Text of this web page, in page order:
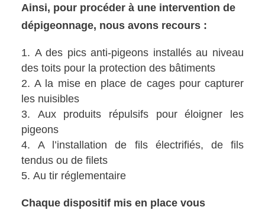
Ainsi, pour procéder à une intervention de
dépigeonnage, nous avons recours :
A des pics anti-pigeons installés au niveau
des toits pour la protection des bâtiments
A la mise en place de cages pour capturer
les nuisibles
Aux produits répulsifs pour éloigner les
pigeons
A l’installation de fils électrifiés, de fils
tendus ou de filets
Au tir réglementaire
Chaque dispositif mis en place vous